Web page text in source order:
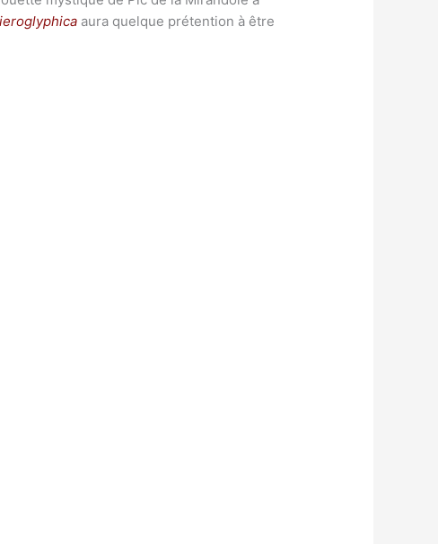
aura quelque prétention à être